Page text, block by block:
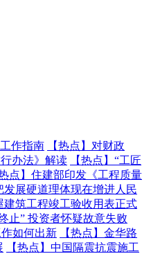
作指南 【热点】 对财政
办法》解读
【热点】 “工匠
点】 住建部印发《工程质量
发展硬道理体现在增进人民
建筑工程竣工验收用表正式
止” 投资者怀疑故意失败
如何出新 【热点】 金华路
【热点】 中国隔震抗震施工